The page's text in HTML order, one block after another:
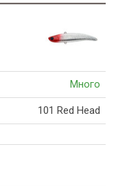
Много
101 Red Head